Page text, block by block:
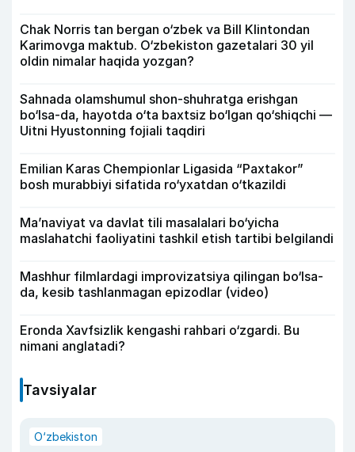
Chak Norris tan bergan o‘zbek va Bill Klintondan
Karimovga maktub. O‘zbekiston gazetalari 30 yil
oldin nimalar haqida yozgan?
Sahnada olamshumul shon-shuhratga erishgan
bo‘lsa-da, hayotda o‘ta baxtsiz bo‘lgan qo‘shiqchi —
Uitni Hyustonning fojiali taqdiri
Emilian Karas Chempionlar Ligasida “Paxtakor”
bosh murabbiyi sifatida ro‘yxatdan o‘tkazildi
Ma’naviyat va davlat tili masalalari bo‘yicha
maslahatchi faoliyatini tashkil etish tartibi belgilandi
Mashhur filmlardagi improvizatsiya qilingan bo‘lsa-
da, kesib tashlanmagan epizodlar (video)
Eronda Xavfsizlik kengashi rahbari o‘zgardi. Bu
nimani anglatadi?
Tavsiyalar
O‘zbekiston